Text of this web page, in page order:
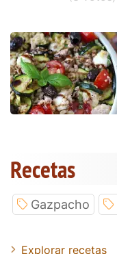
Recetas
Gazpacho
Explorar recetas